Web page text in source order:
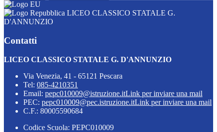
LICEO CLASSICO STATALE G.
D'ANNUNZIO
Contatti
LICEO CLASSICO STATALE G. D'ANNUNZIO
Via Venezia, 41 - 65121 Pescara
Tel: 085-4210351
Email: pepc010009@istruzione.itLink per inviare una mail
PEC: pepc010009@pec.istruzione.itLink per inviare una mail
C.F.: 80005590684
Codice Scuola: PEPC010009